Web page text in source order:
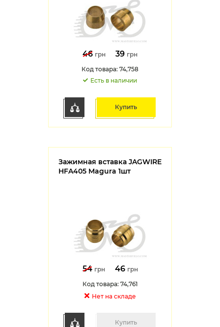
46 грн 39 грн
Код товара: 74,758
Есть в наличии
Купить
Зажимная вставка JAGWIRE
HFA405 Magura 1шт
54 грн 46 грн
Код товара: 74,761
Нет на cкладе
Купить